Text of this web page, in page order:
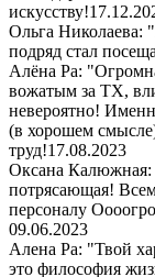
искусству!
Ольга Николаева:
подряд стал
Алёна Ра:
вожатым за ТХ,
невероятно!
(в хорошем
труд!17.08.2023
Оксана Калюжная:
потрясающая!
персоналу
09.06.2023
Алена Ра: "Твой
это философия